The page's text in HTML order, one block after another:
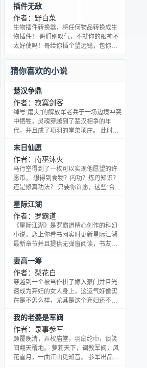
满）、VIP高级群16897357
身，能变色，断肢都能重生！你过目不
忘，千里风，顺风耳？还是渣！我有16
核手机分身，我眼睛是摄像头，嗓子是
扬声器，信号连天地！千里算什么？万
里之外都能找到你！你武功盖世，天下
分身；蜘蛛分身；手机分身
插件无敌
作者：野白菜
生物插件转换器，将任何物品转换成生
物插件！ 哥们别叹气，不就你的眼神不
太好使吗！哥给你插个望远镱，包你想
的视力插件升升级，就是当X光都没问
题！ 天使MM别哭，有啥事，哥安慰
你！啊！翅膀断了！没事没事，哥再给
你插一对！ 什么？你想当上帝？好吧，
那哥往你脑子里插本圣经！ 插件无敌，
插件万岁，插碎星空，插破苍穹！
猜你喜欢的小说
楚汉争鼎
作者：寂寞剑客
绰号“屠夫”的解放军老兵于一场边境冲突
中牺牲，灵魂穿越到了楚汉相争的年
代，并且成了项羽的堂弟项庄。 此时，
末路。 垓下之战，十万楚军灰飞烟灭，
项羽乌江自刎，项庄临危受命，可他手
下只有三千残部，而且军心涣散，士气
低落，江东根基也即将失守，最为要命
的是，刘邦、韩信的七十万大军还在周
灵魂，可他真能力挽狂澜，真能带着三
千残部逃出生天，他
末日仙愿
作者：南巫沐火
马行空得到了一枚可以实现他愿望的许
愿币。 想得到食物？内功？炼丹知识？
还是修真功法？ 只要你许愿，这些“合
凶兽横行的时代，人类从高高在上的万
物之灵沦落为食物般的存在。 为了让人
类重新站在世界的巅峰，马行空在许愿
币的帮助下，坚定狠戾地为人类踏出了
一条光明的修炼之路。 彪悍的旅程，自
星际江湖
作者：罗霸道
《星际江湖》是罗霸道精心创作的科幻
小说，恋上你看书网实时更新星际江湖
最新章节并且提供无弹窗阅读，书友所
看书网赞同或者支持星际江湖读者的观
点。
妻高一筹
作者：梨花白
穿越到一个被当作棋子嫁入豪门并且光
速成为弃妇的女人身上，这运气好像实
在是不怎么样，尤其是这个弃妇还不得
过既来之则安之，这种自生自灭，啊，
不对，应该是自给自足，远离内宅争斗
的弃妇生活其实还是很悠然的，女主角
对自己的穿越十万分的满意。 但是，孩
子他爹，你……你你你到底为什么又要
我的老婆是军阀
作者：录事参军
颠覆晚清，弄权庙堂，羽扇纶巾，谈笑
间翻天覆地。 萝莉天下，调教军阀，风
花雪月，一曲江山觅知音。 参军出品，